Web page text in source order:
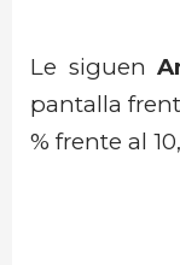
Le siguen
pantalla
% frente al